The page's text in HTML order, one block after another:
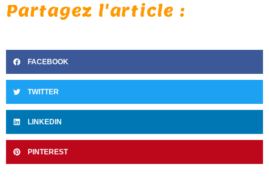
Partagez l'article :
FACEBOOK
TWITTER
LINKEDIN
PINTEREST